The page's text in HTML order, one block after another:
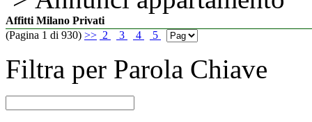
Affitti Milano Privati
(Pagina 1 di 930) >> 2 3 4 5
Filtra per Parola Chiave